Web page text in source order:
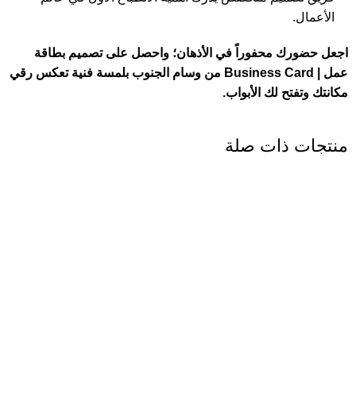
الأعمال.
اجعل حضورك محفوراً في الأذهان؛ واحصل على تصميم بطاقة
عمل | Business Card من وسام الجنوب بلمسة فنية تعكس رقي
مكانتك وتفتح لك الأبواب.
منتجات ذات صلة